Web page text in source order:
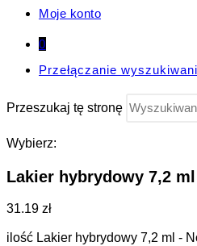
Moje konto
0
Przełączanie
Przeszukaj tę stronę
Wybierz:
Lakier hybrydowy 7,2
31.19 zł
ilość Lakier hybrydowy 7,2 ml -